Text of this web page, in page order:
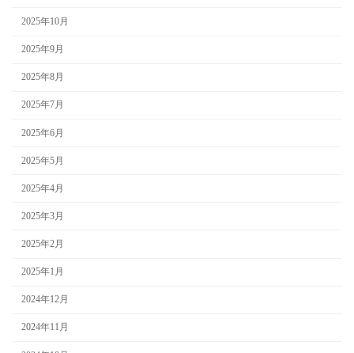
2025年10月
2025年9月
2025年8月
2025年7月
2025年6月
2025年5月
2025年4月
2025年3月
2025年2月
2025年1月
2024年12月
2024年11月